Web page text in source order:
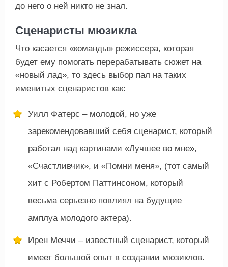
до него о ней никто не знал.
Сценаристы мюзикла
Что касается «команды» режиссера, которая
будет ему помогать перерабатывать сюжет на
«новый лад», то здесь выбор пал на таких
именитых сценаристов как:
Уилл Фатерс – молодой, но уже
зарекомендовавший себя сценарист, который
работал над картинами «Лучшее во мне»,
«Счастливчик», и «Помни меня», (тот самый
хит с Робертом Паттинсоном, который
весьма серьезно повлиял на будущие
амплуа молодого актера).
Ирен Меччи – известный сценарист, который
имеет большой опыт в создании мюзиклов.